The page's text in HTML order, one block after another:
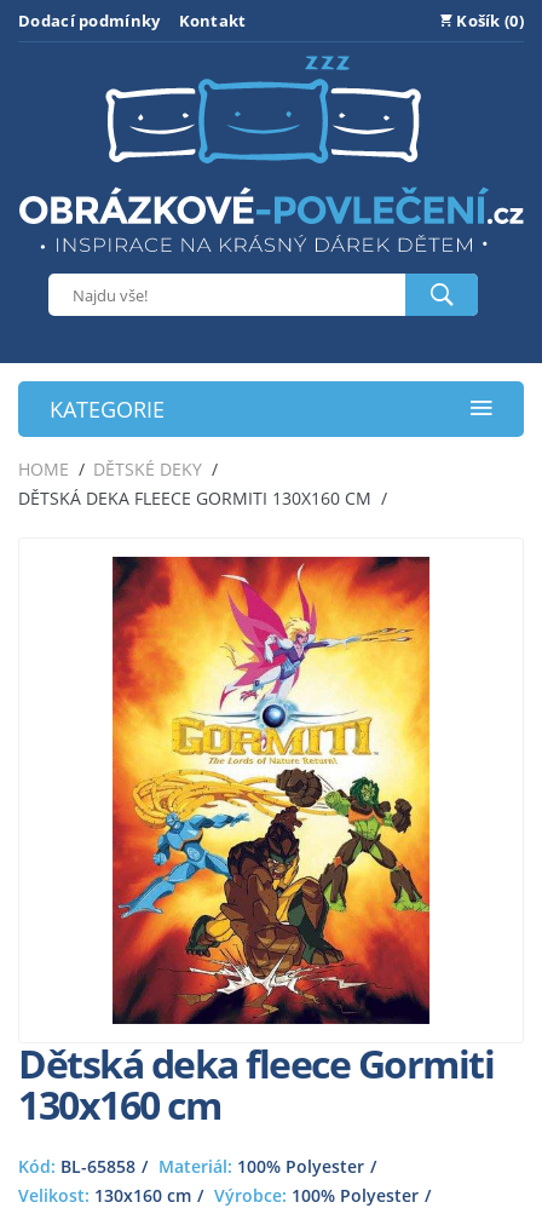
Dodací podmínky Kontakt Košík (0)
KATEGORIE
HOME
DĚTSKÉ DEKY
DĚTSKÁ DEKA FLEECE GORMITI 130X160 CM
Dětská deka fleece Gormiti
130x160 cm
Kód: BL-65858 Materiál: 100% Polyester
Velikost: 130x160 cm Výrobce: 100% Polyester